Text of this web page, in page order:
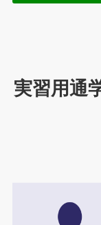
実習用通